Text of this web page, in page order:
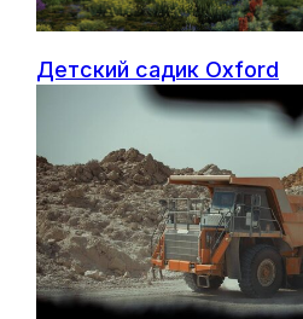
Детский садик Oxford
Объекты
WhatsApp
Telegram
Instagram
Отделочные
работы